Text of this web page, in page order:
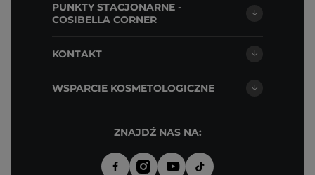
PUNKTY STACJONARNE -
COSIBELLA CORNER
KONTAKT
WSPARCIE KOSMETOLOGICZNE
ZNAJDŹ NAS NA: